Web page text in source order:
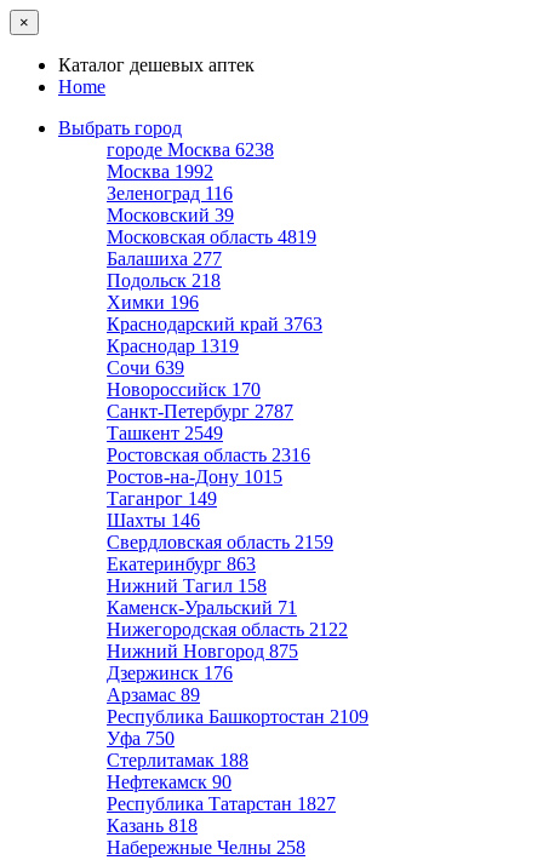
×
Каталог дешевых аптек
Home
Выбрать город
городе Москва 6238
Москва 1992
Зеленоград 116
Московский 39
Московская область 4819
Балашиха 277
Подольск 218
Химки 196
Краснодарский край 3763
Краснодар 1319
Сочи 639
Новороссийск 170
Санкт-Петербург 2787
Ташкент 2549
Ростовская область 2316
Ростов-на-Дону 1015
Таганрог 149
Шахты 146
Свердловская область 2159
Екатеринбург 863
Нижний Тагил 158
Каменск-Уральский 71
Нижегородская область 2122
Нижний Новгород 875
Дзержинск 176
Арзамас 89
Республика Башкортостан 2109
Уфа 750
Стерлитамак 188
Нефтекамск 90
Республика Татарстан 1827
Казань 818
Набережные Челны 258